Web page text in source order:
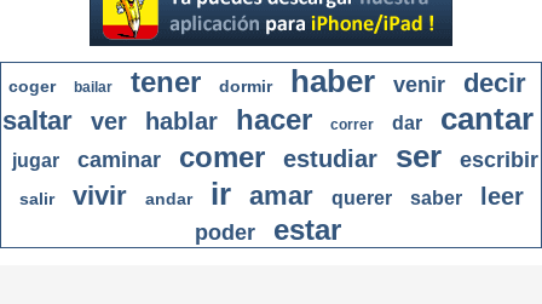
coger bailar tener dormir haber venir
decir
saltar
ver hablar hacer correr dar cantar
jugar caminar comer estudiar ser escribir
salir vivir andar ir amar querer saber leer
poder estar